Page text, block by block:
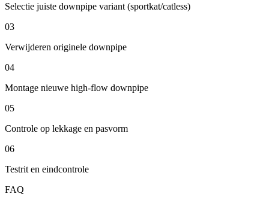
Selectie juiste downpipe variant (sportkat/catless)
03
Verwijderen originele downpipe
04
Montage nieuwe high-flow downpipe
05
Controle op lekkage en pasvorm
06
Testrit en eindcontrole
FAQ